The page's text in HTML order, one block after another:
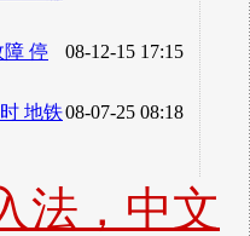
08-12-15 17:15
障 停
08-07-25 08:18
地铁
法，中文